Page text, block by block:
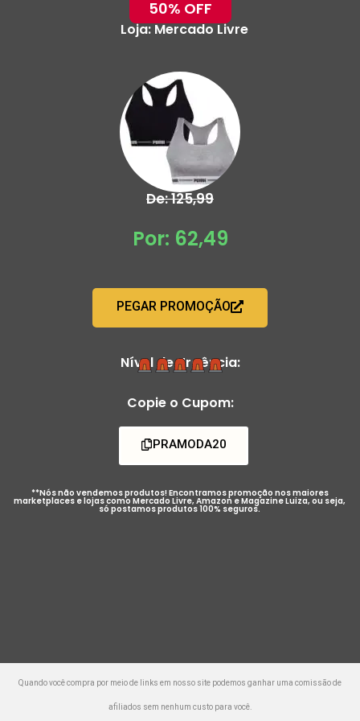
50% OFF
Loja:Mercado Livre
De: 125,99
Por: 62,49
PEGAR PROMOÇÃO
Nível de Urgência:
Copie o Cupom:
PRAMODA20
**Nós não vendemos produtos! Encontramos promoção nos maiores
marketplaces e lojas como Mercado Livre, Amazon e Magazine Luiza, ou seja,
só postamos produtos 100% seguros.
Quando você compra por meio de links em nosso site podemos ganhar uma comissão de
afiliados sem nenhum custo para você.